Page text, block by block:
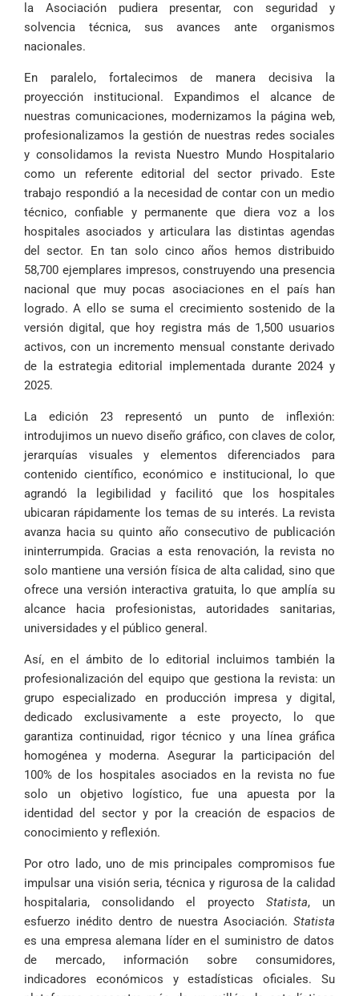
la Asociación pudiera presentar, con seguridad y
solvencia técnica, sus avances ante organismos
nacionales.
En paralelo, fortalecimos de manera decisiva la
proyección institucional. Expandimos el alcance de
nuestras comunicaciones, modernizamos la página web,
profesionalizamos la gestión de nuestras redes sociales
y consolidamos la revista Nuestro Mundo Hospitalario
como un referente editorial del sector privado. Este
trabajo respondió a la necesidad de contar con un medio
técnico, confiable y permanente que diera voz a los
hospitales asociados y articulara las distintas agendas
del sector. En tan solo cinco años hemos distribuido
58,700 ejemplares impresos, construyendo una presencia
nacional que muy pocas asociaciones en el país han
logrado. A ello se suma el crecimiento sostenido de la
versión digital, que hoy registra más de 1,500 usuarios
activos, con un incremento mensual constante derivado
de la estrategia editorial implementada durante 2024 y
2025.
La edición 23 representó un punto de inflexión:
introdujimos un nuevo diseño gráfico, con claves de color,
jerarquías visuales y elementos diferenciados para
contenido científico, económico e institucional, lo que
agrandó la legibilidad y facilitó que los hospitales
ubicaran rápidamente los temas de su interés. La revista
avanza hacia su quinto año consecutivo de publicación
ininterrumpida. Gracias a esta renovación, la revista no
solo mantiene una versión física de alta calidad, sino que
ofrece una versión interactiva gratuita, lo que amplía su
alcance hacia profesionistas, autoridades sanitarias,
universidades y el público general.
Así, en el ámbito de lo editorial incluimos también la
profesionalización del equipo que gestiona la revista: un
grupo especializado en producción impresa y digital,
dedicado exclusivamente a este proyecto, lo que
garantiza continuidad, rigor técnico y una línea gráfica
homogénea y moderna. Asegurar la participación del
100% de los hospitales asociados en la revista no fue
solo un objetivo logístico, fue una apuesta por la
identidad del sector y por la creación de espacios de
conocimiento y reflexión.
Por otro lado, uno de mis principales compromisos fue
impulsar una visión seria, técnica y rigurosa de la calidad
hospitalaria, consolidando el proyectoStatista, un
esfuerzo inédito dentro de nuestra Asociación. Statista
es una empresa alemana líder en el suministro de datos
de mercado, información sobre consumidores,
indicadores económicos y estadísticas oficiales. Su